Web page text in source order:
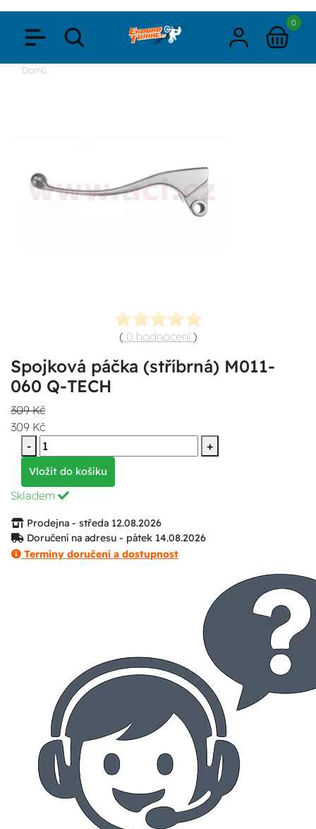
0
Domů
( 0 hodnocení )
Spojková páčka (stříbrná) M011-
060 Q-TECH
309 Kč
309 Kč
-
+
Vložit do košíku
Skladem
Prodejna - středa 12.08.2026
Doručení na adresu - pátek 14.08.2026
Termíny doručení a dostupnost